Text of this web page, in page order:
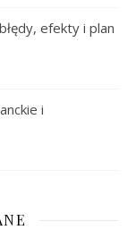
efekty i plan
i